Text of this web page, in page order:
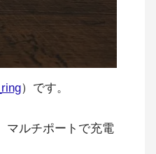
）です。
マルチポートで充電